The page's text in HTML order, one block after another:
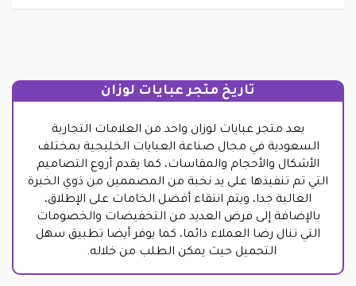
تاريخ متجر عبايات لوزان
يعد متجر عبايات لوزان واحد من العلامات التجارية
السعودية في مجال صناعة العبايات الخليجية بمختلف
الأشكال والأحجام والمقاسات، كما يقدم أروع التصاميم
التي تم تنفيذها على يد نخبة من المصممين من ذوي الخبرة
العالية جدا، ويتم انتقاء أفضل الخامات على الإطلاق،
بالإضافة إلى فرض العديد من التخفيضات والخصومات
التي تنال رضا العملاء دائما، كما يوفر أيضا تطبيق سهل
التحميل حيث يمكن الطلب من خلاله.